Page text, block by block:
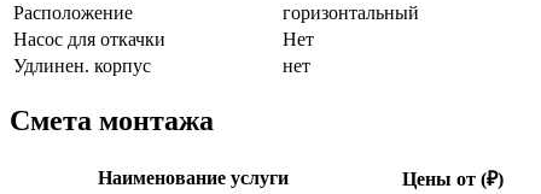
Расположение
горизонтальный
Насос для откачки
Нет
Удлинен. корпус
нет
Смета монтажа
Наименование услуги
Цены от (₽)